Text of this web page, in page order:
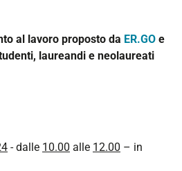
al lavoro proposto da ER.GO e
laureandi e neolaureati
- dalle 10.00 alle 12.00 – in